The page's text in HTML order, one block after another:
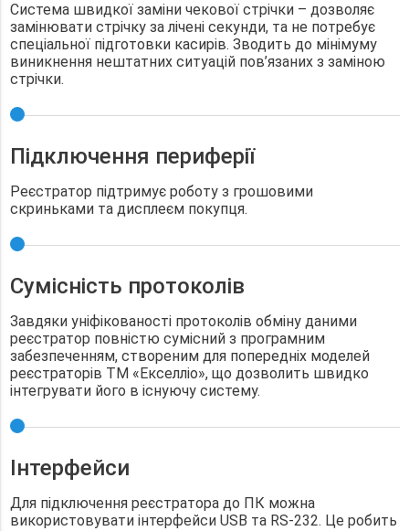
Система швидкої заміни чекової стрічки – дозволяє
замінювати стрічку за лічені секунди, та не потребує
спеціальної підготовки касирів. Зводить до мінімуму
виникнення нештатних ситуацій пов’язаних з заміною
стрічки.
Підключення периферії
Реєстратор підтримує роботу з грошовими
скриньками та дисплеєм покупця.
Сумісність протоколів
Завдяки уніфікованості протоколів обміну даними
реєстратор повністю сумісний з програмним
забезпеченням, створеним для попередніх моделей
реєстраторів ТМ «Екселліо», що дозволить швидко
інтегрувати його в існуючу систему.
Інтерфейси
Для підключення реєстратора до ПК можна
використовувати інтерфейси USB та RS-232. Це робить